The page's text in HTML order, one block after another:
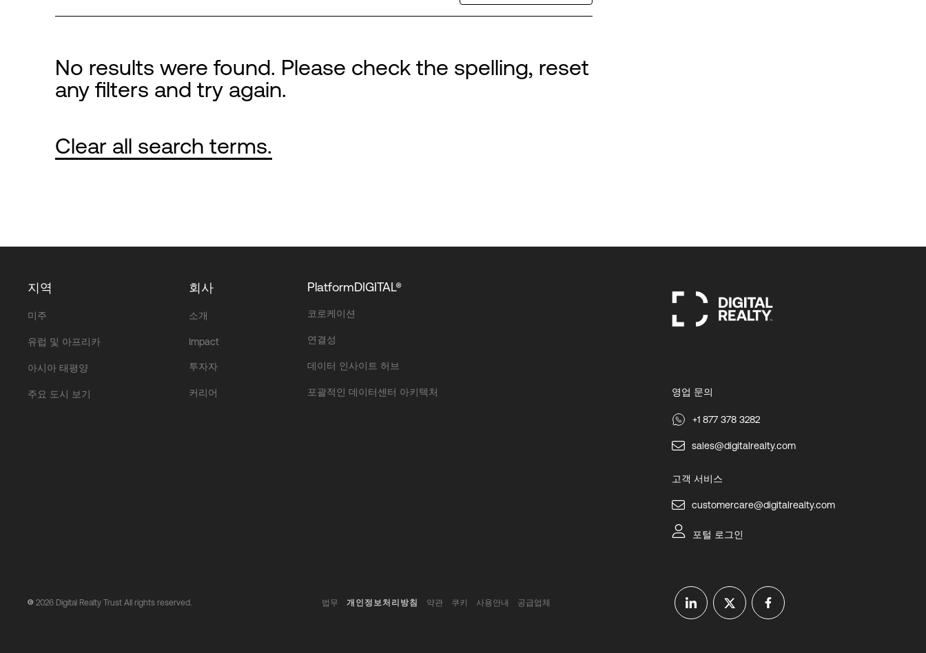
No results were found. Please check the spelling, reset
any filters and try again.
Clear all search terms.
지역
미주
유럽 및 아프리카
아시아 태평양
주요 도시 보기
회사
소개
Impact
투자자
커리어
PlatformDIGITAL®
코로케이션
연결성
데이터 인사이트 허브
포괄적인 데이터센터 아키텍처 영업 문의
+1 877 378 3282
sales@digitalrealty.com
고객 서비스
customercare@digitalrealty.com
포털 로그인
2026 Digital Realty Trust All rights reserved. 법무 개인정보처리방침 약관 쿠키 사용안내 공급업체